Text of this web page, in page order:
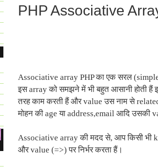
PHP Associative
Associative array PHP का एक सरल
इस array को समझने में भी बहुत आसानी होती
तरह काम करती हैं और value उस नाम से
मोहन की age या address,email आदि उसकी
Associative array की मदद से, आप किसी भी
और value (=>) पर निर्भर करता हैं।